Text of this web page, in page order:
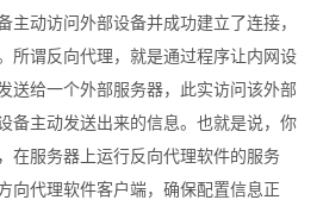
主动访问外部设备并成功建立了连接，
所谓反向代理，就是通过程序让内网设
送给一个外部服务器，此实访问该外部
备主动发送出来的信息。也就是说，你
在服务器上运行反向代理软件的服务
向代理软件客户端，确保配置信息正